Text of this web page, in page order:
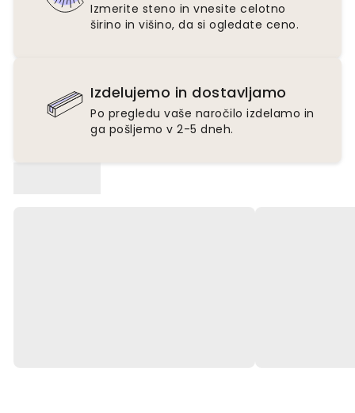
Izmerite steno in vnesite celotno
širino in višino, da si ogledate ceno.
Izdelujemo in dostavljamo
Po pregledu vaše naročilo izdelamo in
ga pošljemo v 2-5 dneh.